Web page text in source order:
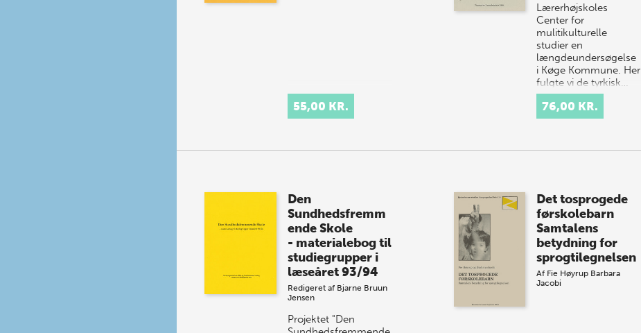
55,00 KR.
Lærerhøjskoles
Center for
mulitikulturelle
studier en
længdeundersøgelse
i Køge Kommune. Her
fulgte vi de tyrkisk…
76,00 KR.
Den
Sundhedsfremm
ende Skole
- materialebog til
studiegrupper i
læseåret 93/94
Redigeret af Bjarne Bruun
Jensen
Projektet "Den
Det tosprogede
førskolebarn
Samtalens
betydning for
sprogtilegnelsen
Af Fie Høyrup Barbara
Jacobi